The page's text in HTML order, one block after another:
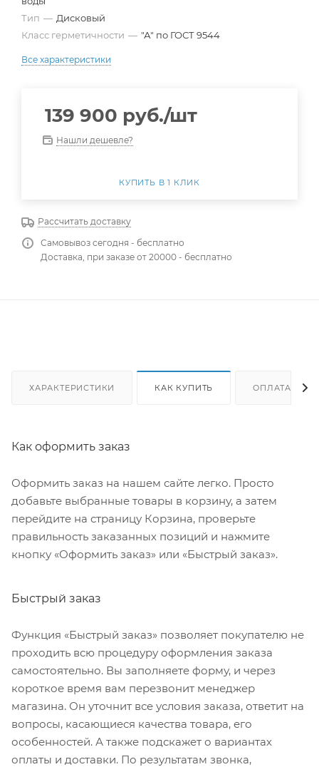
Тип — Дисковый
Класс герметичности — "А" по ГОСТ 9544
Все характеристики
139 900 руб./шт
Нашли дешевле?
КУПИТЬ В 1 КЛИК
Рассчитать доставку
Самовывоз сегодня - бесплатно
Доставка, при заказе от 20000 - бесплатно
ХАРАКТЕРИСТИКИ КАК КУПИТЬ ОПЛАТА
Как оформить заказ
Оформить заказ на нашем сайте легко. Просто
добавьте выбранные товары в корзину, а затем
перейдите на страницу Корзина, проверьте
правильность заказанных позиций и нажмите
кнопку «Оформить заказ» или «Быстрый заказ».
Быстрый заказ
Функция «Быстрый заказ» позволяет покупателю не
проходить всю процедуру оформления заказа
самостоятельно. Вы заполняете форму, и через
короткое время вам перезвонит менеджер
магазина. Он уточнит все условия заказа, ответит на
вопросы, касающиеся качества товара, его
особенностей. А также подскажет о вариантах
оплаты и доставки. По результатам звонка,